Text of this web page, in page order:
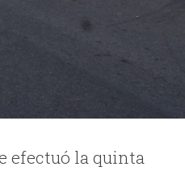
efectuó la quinta